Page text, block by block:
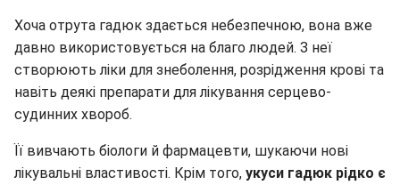
Хоча отрута гадюк здається небезпечною, вона вже
давно використовується на благо людей. З неї
створюють ліки для знеболення, розрідження крові та
навіть деякі препарати для лікування серцево-
судинних хвороб.
Її вивчають біологи й фармацевти, шукаючи нові
лікувальні властивості. Крім того, укуси гадюк рідко є